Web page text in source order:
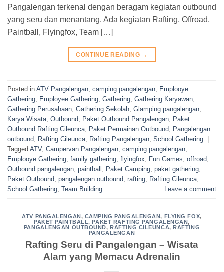
Pangalengan terkenal dengan beragam kegiatan outbound
yang seru dan menantang. Ada kegiatan Rafting, Offroad,
Paintball, Flyingfox, Team […]
CONTINUE READING →
Posted in ATV Pangalengan camping pangalengan Emplooye
Gathering Employee Gathering Gathering Gathering Karyawan
Gathering Perusahaan Gathering Sekolah Glamping pangalengan
Karya Wisata Outbound Paket Outbound Pangalengan Paket
Outbound Rafting Cileunca Paket Permainan Outbound Pangalengan
outbound Rafting Cileunca Rafting Pangalengan School Gathering |
Tagged ATV, Campervan Pangalengan camping pangalengan
Emplooye Gathering family gathering flyingfox Fun Games offroad
Outbound pangalengan paintball Paket Camping paket gathering
Paket Outbound pangalengan outbound rafting Rafting Cileunca
School Gathering Team Building Leave a comment
ATV PANGALENGAN , CAMPING PANGALENGAN, FLYING FOX,
PAKET PAINTBALL, PAKET RAFTING PANGALENGAN,
PANGALENGAN OUTBOUND, RAFTING CILEUNCA, RAFTING
PANGALENGAN
Rafting Seru di Pangalengan – Wisata
Alam yang Memacu Adrenalin